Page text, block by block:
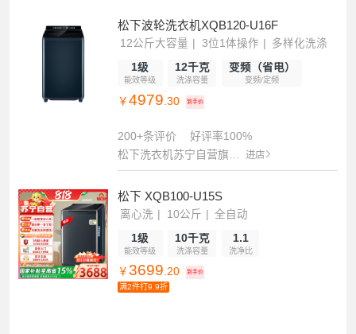
松下波轮洗衣机XQB120-U16F
12公斤大容量 3位1体操作 多样化洗涤
1级
能效等级
12千克
洗涤容量
变频（省电）
变频/定频
￥ 4979 .30 到手价
200+条评价
好评率100%
松下洗衣机苏宁自营旗舰店
进店
松下 XQB100-U15S
离心洗 10公斤 全自动
1级
能效等级
10千克
洗涤容量
1.1
洗净比
￥ 3699.20 到手价
满2件打9.9折